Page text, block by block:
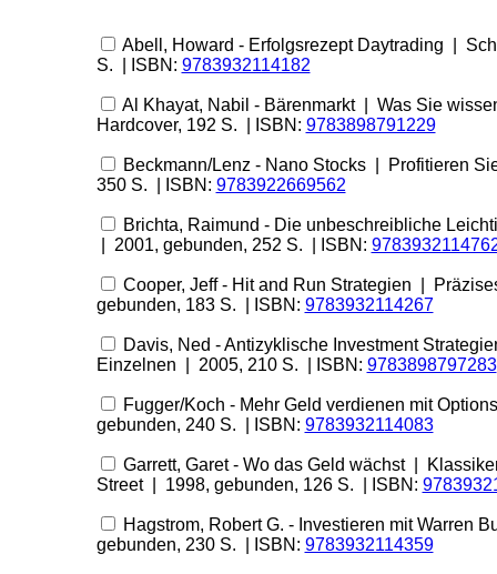
Abell, Howard - Erfolgsrezept Daytrading |
S. | ISBN: 9783932114182
Al Khayat, Nabil - Bärenmarkt | Was Sie
Hardcover, 192 S. | ISBN: 9783898791229
Beckmann/Lenz - Nano Stocks | Profitieren
350 S. | ISBN: 9783922669562
Brichta, Raimund - Die unbeschreibliche
| 2001, gebunden, 252 S. | ISBN:
Cooper, Jeff - Hit and Run Strategien |
gebunden, 183 S. | ISBN: 9783932114267
Davis, Ned - Antizyklische Investment
Einzelnen | 2005, 210 S. | ISBN: 9783898797283
Fugger/Koch - Mehr Geld verdienen mit
gebunden, 240 S. | ISBN: 9783932114083
Garrett, Garet - Wo das Geld wächst |
Street | 1998, gebunden, 126 S. | ISBN:
Hagstrom, Robert G. - Investieren mit Warren
gebunden, 230 S. | ISBN: 9783932114359